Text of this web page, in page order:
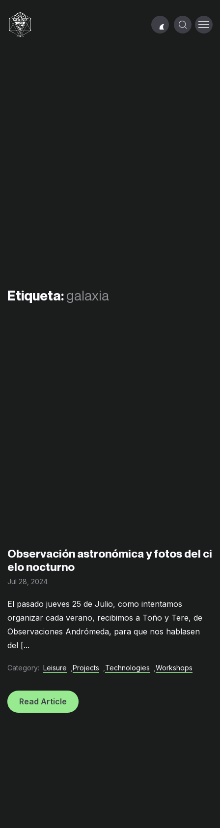
Etiqueta:galaxia
Observación astronómica y fotos del ci
elo nocturno
Jul 28, 2024
El pasado jueves 25 de Julio, como intentamos
organizar cada verano, recibimos a Toño y Tere, de
Observaciones Andrómeda, para que nos hablasen
del [...
Category: Leisure Projects Technologies Workshops
Read Article